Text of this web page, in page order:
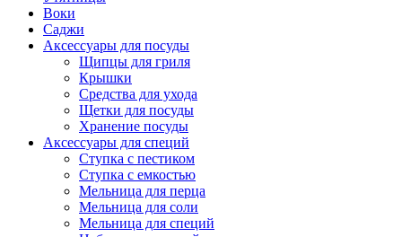
Bоки
Саджи
Аксессуары для посуды
Щипцы для гриля
Крышки
Средства для ухода
Щетки для посуды
Хранение посуды
Аксессуары для специй
Ступка с пестиком
Ступка с емкостью
Мельница для перца
Мельница для соли
Мельница для специй